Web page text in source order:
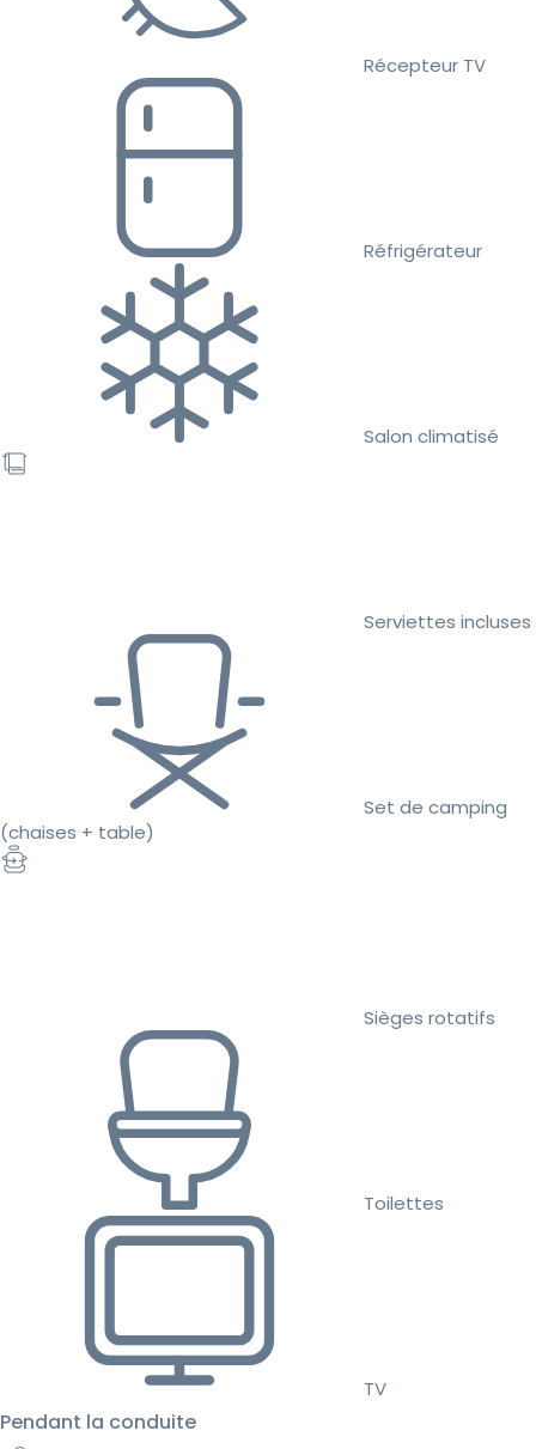
Récepteur TV
Réfrigérateur
Salon climatisé
Serviettes incluses
Set de camping
(chaises + table)
Sièges rotatifs
Toilettes
TV
Pendant la conduite